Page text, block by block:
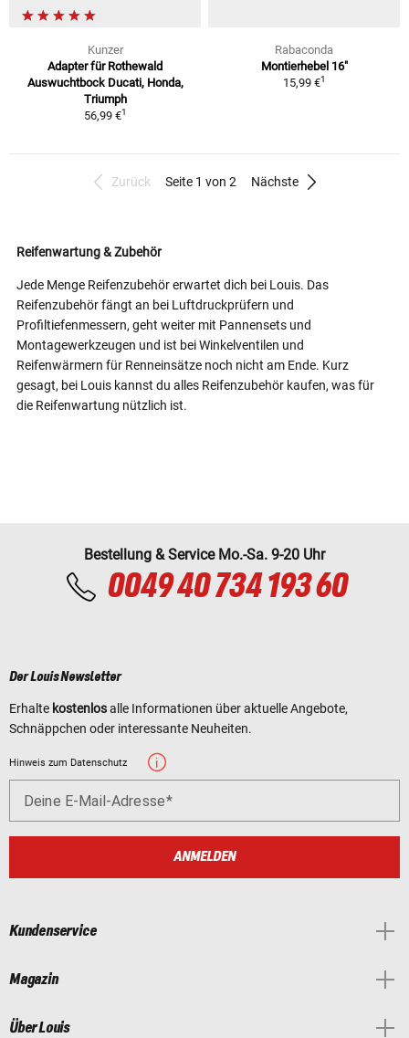
Kunzer
Adapter für Rothewald
Auswuchtbock Ducati, Honda,
Triumph
56,99 €1
Rabaconda
Montierhebel 16"
15,99 €1
Zurück Seite 1 von 2 Nächste
Reifenwartung & Zubehör
Jede Menge Reifenzubehör erwartet dich bei Louis. Das
Reifenzubehör fängt an bei Luftdruckprüfern und
Profiltiefenmessern, geht weiter mit Pannensets und
Montagewerkzeugen und ist bei Winkelventilen und
Reifenwärmern für Renneinsätze noch nicht am Ende. Kurz
gesagt, bei Louis kannst du alles Reifenzubehör kaufen, was für
die Reifenwartung nützlich ist.
Bestellung & Service Mo.-Sa. 9-20 Uhr
0049 40 734 193 60
Der Louis Newsletter
Erhalte kostenlosalle Informationen über aktuelle Angebote,
Schnäppchen oder interessante Neuheiten.
Hinweis zum Datenschutz
Deine E-Mail-Adresse
ANMELDEN
Kundenservice
Magazin
Über Louis